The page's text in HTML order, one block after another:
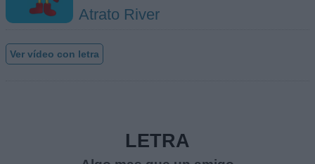
Atrato River
Ver vídeo con letra
LETRA